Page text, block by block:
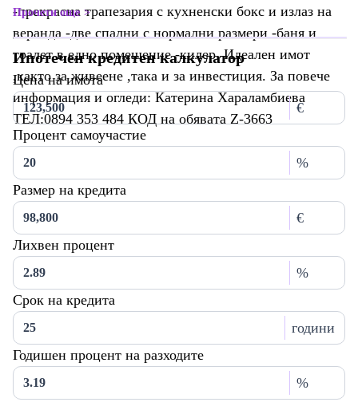
-прекрасна трапезария с кухненски бокс и излаз на
веранда -две спални с нормални размери -баня и
тоалет в едно помещение -килер. Идеален имот
,както за живеене ,така и за инвестиция. За повече
информация и огледи: Катерина Хараламбиева
ТЕЛ:0894 353 484 КОД на обявата Z-3663
Прочети още
Ипотечен кредитен калкулатор
Цена на имота
€
Процент самоучастие
%
Размер на кредита
€
Лихвен процент
%
Срок на кредита
години
Годишен процент на разходите
%